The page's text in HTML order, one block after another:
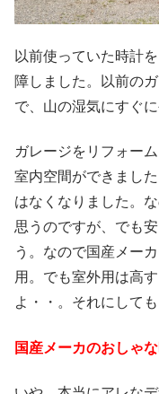
以前使っていた時計
障しました。以前の
で、山の湿気にすぐ
ガレージをリフォー
室内空間ができまし
はなくなりました。
思うのですが、でも
う。なので国産メー
用。でも室外用は高
よ・・。それにしても
国産メーカのおしゃ